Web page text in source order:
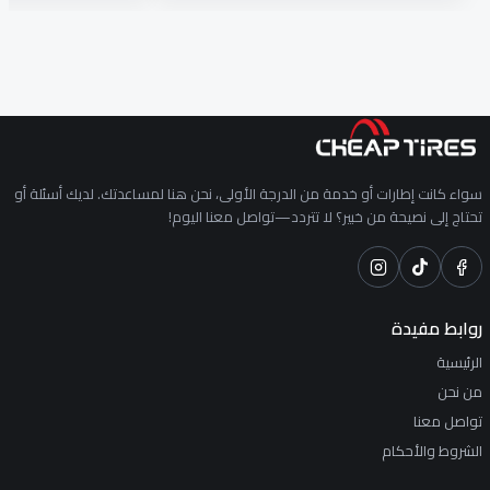
سواء كانت إطارات أو خدمة من الدرجة الأولى، نحن هنا لمساعدتك. لديك أسئلة أو
تحتاج إلى نصيحة من خبير؟ لا تتردد—تواصل معنا اليوم!
روابط مفيدة
الرئيسية
من نحن
تواصل معنا
الشروط والأحكام